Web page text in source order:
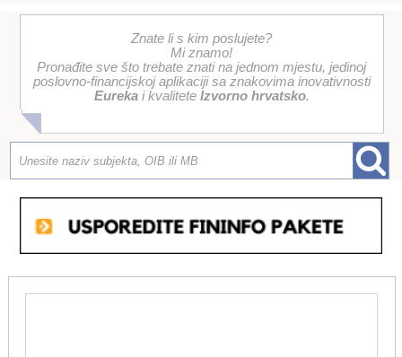
Znate li s kim poslujete?
Mi znamo!
Pronađite sve što trebate znati na jednom mjestu, jedinoj
poslovno-financijskoj aplikaciji sa znakovima inovativnosti
Eurekai kvalitete Izvorno hrvatsko.